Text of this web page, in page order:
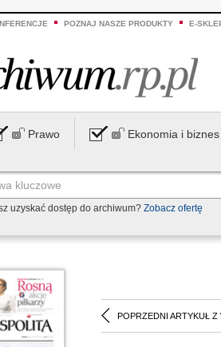
POZNAJ NASZE PRODUKTY E-
Prawo Ekonomia i biznes
uzyskać dostęp do archiwum? Zobacz ofertę
POPRZEDNI ARTYKUŁ Z